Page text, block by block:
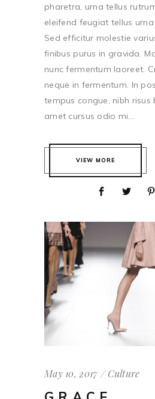
pharetra, urna tellus
eleifend feugiat tellus
Sed efficitur molestie
finibus purus in gravida.
nunc fermentum laoreet.
neque in fermentum. In
tempus congue, nibh risus
amet cursus odio mi...
VIEW MORE
May 10, 2017 Culture